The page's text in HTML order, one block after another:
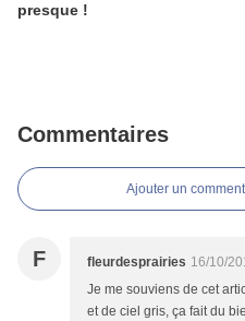
presque !
Commentaires
Ajouter un
F fleurdesprairies 16/10/
Je me souviens de cet
et de ciel gris, ça fait du